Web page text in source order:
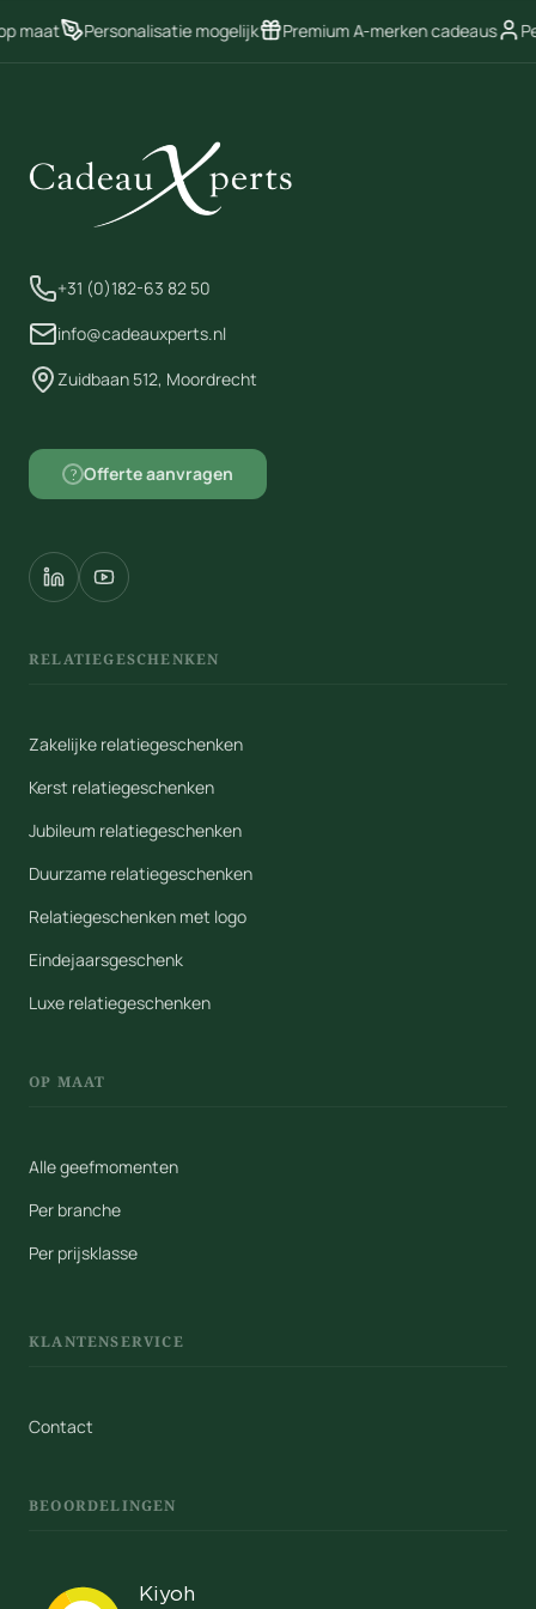
deze ronde bedrading maakt dit
dartbord ideaal voor de startende
maat Personalisatie mogelijk Premium A-merken cadeaus
+31 (0)182-63 82 50
info@cadeauxperts.nl
Zuidbaan 512, Moordrecht
? Offerte aanvragen
RELATIEGESCHENKEN
Zakelijke relatiegeschenken
Kerst relatiegeschenken
Jubileum relatiegeschenken
Duurzame relatiegeschenken
Relatiegeschenken met logo
Eindejaarsgeschenk
Luxe relatiegeschenken
OP MAAT
Alle geefmomenten
Per branche
Per prijsklasse
KLANTENSERVICE
Contact
BEOORDELINGEN